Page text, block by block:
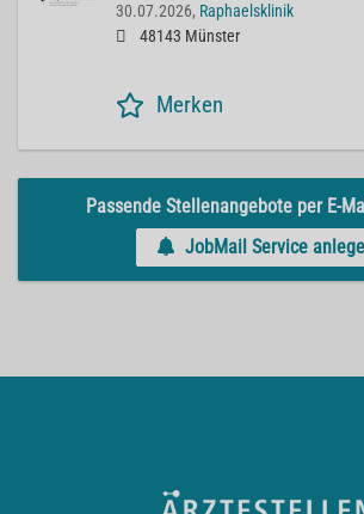
30.07.2026, Raphaelsklinik
48143 Münster
Merken
Passende Stellenangebote per E-
JobMail Service